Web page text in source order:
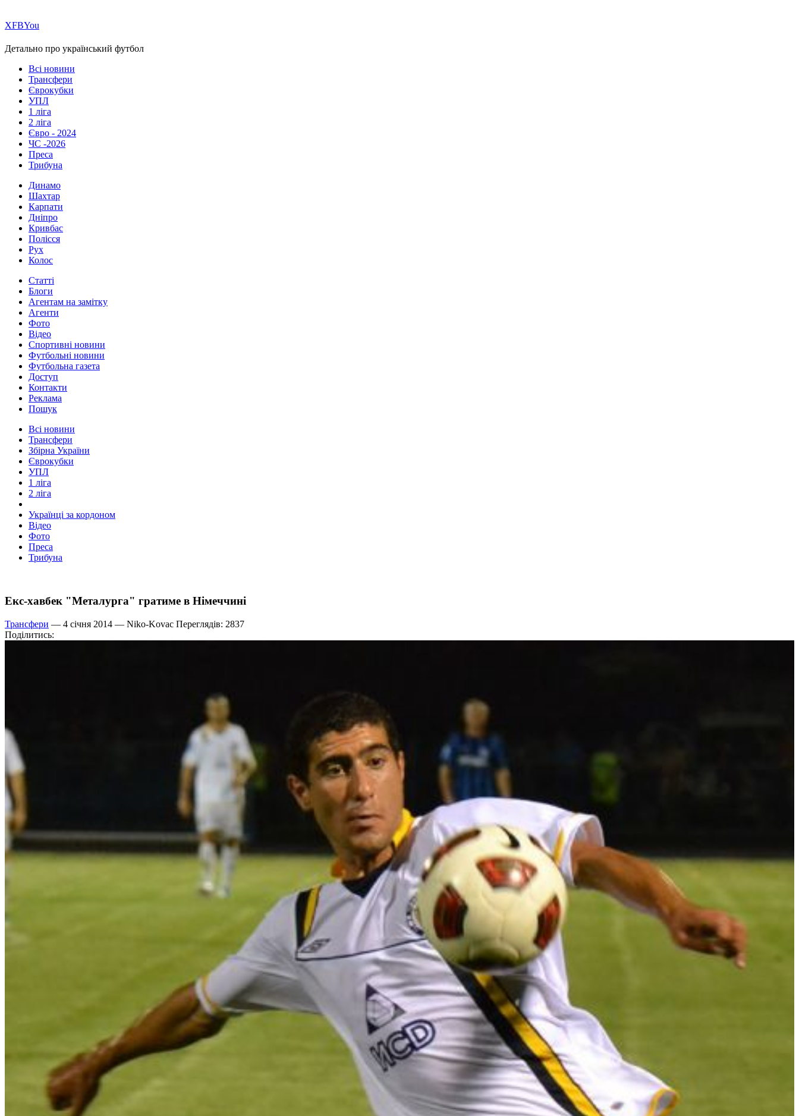
ХFBYou
Детально про український футбол
Всі новини
Трансфери
Єврокубки
УПЛ
1 ліга
2 ліга
Євро - 2024
ЧС -2026
Преса
Трибуна
Динамо
Шахтар
Карпати
Дніпро
Кривбас
Полісся
Рух
Колос
Статті
Блоги
Агентам на замітку
Агенти
Фото
Відео
Спортивні новини
Футбольні новини
Футбольна газета
Доступ
Контакти
Реклама
Пошук
Всі новини
Трансфери
Збірна України
Єврокубки
УПЛ
1 ліга
2 ліга
Українці за кордоном
Відео
Фото
Преса
Трибуна
Екс-хавбек "Металурга" гратиме в Німеччині
Трансфери — 4 січня 2014 — Niko-Kovac Переглядів: 2837
Поділитись: